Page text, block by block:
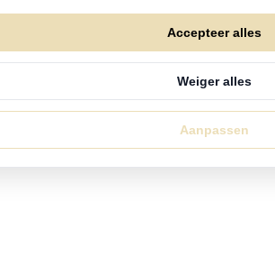
Accepteer alles
Weiger alles
Aanpassen